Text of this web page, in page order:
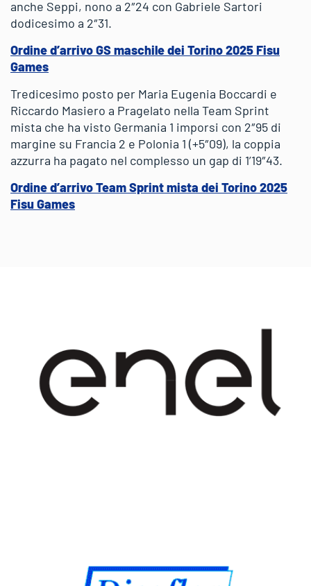
anche Seppi, nono a 2″24 con Gabriele Sartori
dodicesimo a 2″31.
Ordine d’arrivo GS maschile dei Torino 2025 Fisu
Games
Tredicesimo posto per Maria Eugenia Boccardi e
Riccardo Masiero a Pragelato nella Team Sprint
mista che ha visto Germania 1 imporsi con 2″95 di
margine su Francia 2 e Polonia 1 (+5″09), la coppia
azzurra ha pagato nel complesso un gap di 1’19″43.
Ordine d’arrivo Team Sprint mista dei Torino 2025
Fisu Games